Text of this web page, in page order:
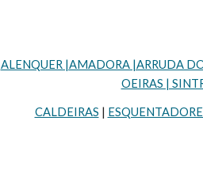
ALENQUER |AMADORA |ARRUDA
OEIRAS |
CALDEIRAS |